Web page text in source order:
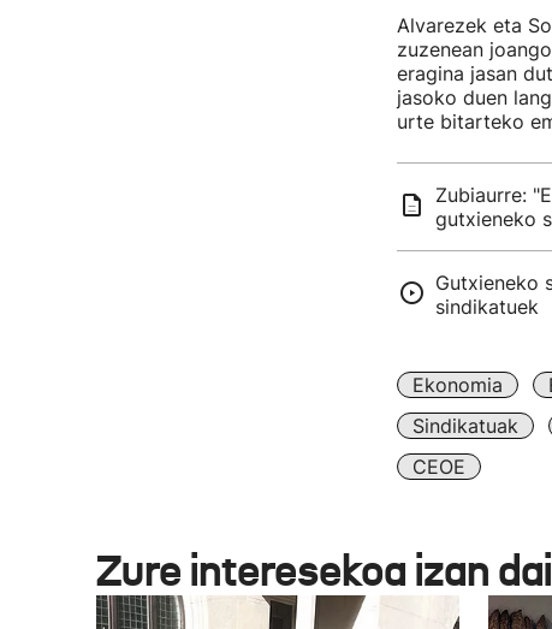
Alvarezek eta
zuzenean
eragina jasan
jasoko duen
urte bitarteko
Zubiaurre:
gutxieneko
Gutxieneko
sindikatuek
Ekonomia
Sindikatuak
CEOE
Zure interesekoa izan